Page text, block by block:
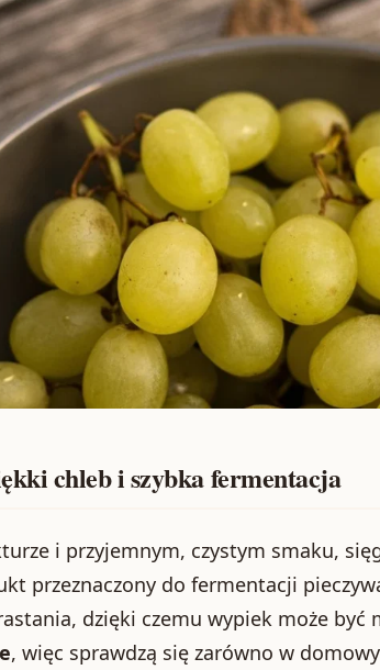
chleb i szybka fermentacja
i przyjemnym, czystym smaku,
przeznaczony do fermentacji
dzięki czemu wypiek może być
, więc sprawdzą się zarówno w